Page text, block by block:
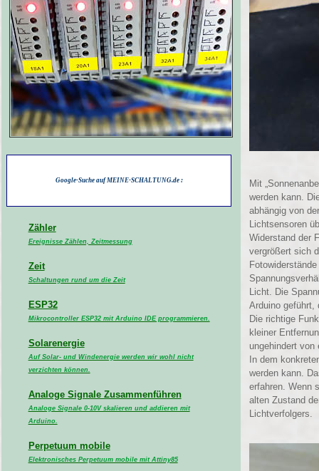
Google-Suche auf MEINE-SCHALTUNG.de :
Zähler
Ereignisse Zählen, Zeitmessung
Zeit
Schaltungen rund um die Zeit
ESP32
Mikrocontroller ESP32 mit Arduino IDE programmieren.
Solarenergie
Auf Solar- und Windenergie werden wir wohl nicht
verzichten können.
Analoge Signale Zusammenführen
Analoge Signale 0-10V skalieren und addieren mit
Arduino.
Perpetuum mobile
Elektronisches Perpetuum mobile mit Attiny85
Mit
werden kann.
abhängig von
Lichtsensoren
Widerstand der
vergrößert sich
Licht. Die
Arduino geführt,
Die richtige
kleiner
ungehindert von
In dem
werden kann.
erfahren. Wenn
alten Zustand
Lichtverfolgers.